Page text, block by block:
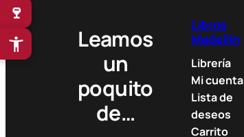
Leamos
un
poquito
de…
Libros
Medellín
Librería
Mi cuenta
Lista de
deseos
Carrito
🍷